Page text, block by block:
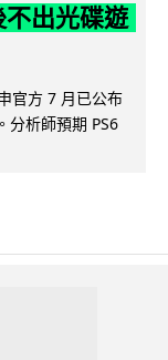
出光碟遊
官方 7 月已公布
分析師預期 PS6